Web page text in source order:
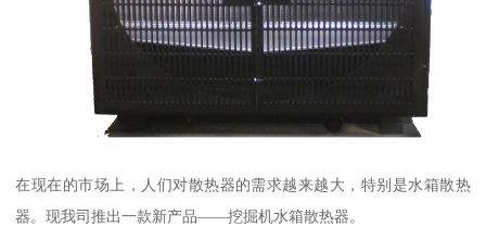
在现在的市场上，人们对散热器的需求越来越大，特别是水箱散热
器。现我司推出一款新产品——挖掘机水箱散热器。